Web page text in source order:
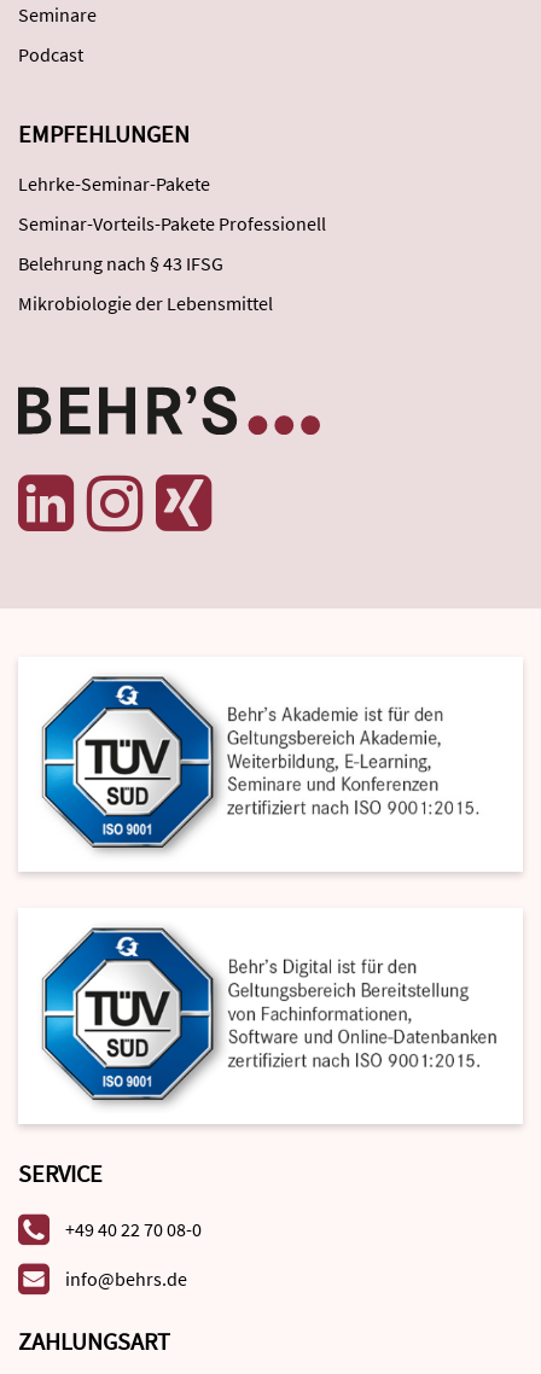
Seminare
Podcast
EMPFEHLUNGEN
Lehrke-Seminar-Pakete
Seminar-Vorteils-Pakete Professionell
Belehrung nach § 43 IFSG
Mikrobiologie der Lebensmittel
SERVICE
+49 40 22 70 08-0
info@behrs.de
ZAHLUNGSART